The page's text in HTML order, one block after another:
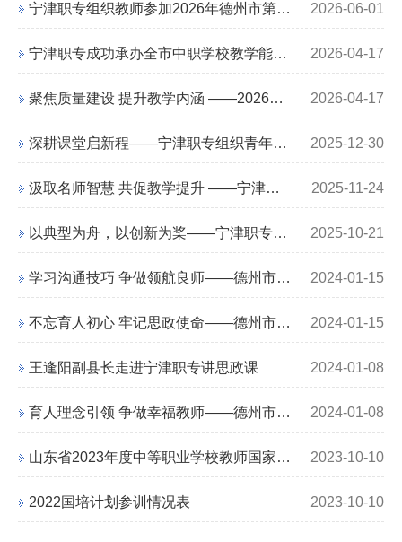
宁津职专组织教师参加2026年德州市第二期中职教师培训 2026-06-01
宁津职专成功承办全市中职学校教学能力大赛赛前培训会 2026-04-17
聚焦质量建设 提升教学内涵 ——2026年德州市中等职业学校教师培训（第一期） 2026-04-17
深耕课堂启新程——宁津职专组织青年教师参加德州市中职教师培训 2025-12-30
汲取名师智慧 共促教学提升 ——宁津职专组织青年教师参加德州市中职教师培训 2025-11-24
以典型为舟，以创新为桨——宁津职专组织青年教师参加德州市中职教师培训 2025-10-21
学习沟通技巧 争做领航良师——德州市中职学校第十五期青年教师业务能力提升培训 2024-01-15
不忘育人初心 牢记思政使命——德州市中职学校第十八期青年教师业务能力提升培训 2024-01-15
王逢阳副县长走进宁津职专讲思政课 2024-01-08
育人理念引领 争做幸福教师——德州市中职学校第十七期青年教师业务能力提升培训 2024-01-08
山东省2023年度中等职业学校教师国家级培训项目 2023-10-10
2022国培计划参训情况表 2023-10-10